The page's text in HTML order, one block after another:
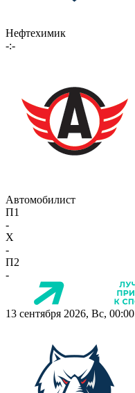
Нефтехимик
-:-
Автомобилист
П1
-
X
-
П2
-
13 сентября 2026, Вс, 00:00